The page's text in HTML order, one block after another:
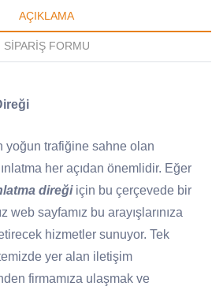
AÇIKLAMA
SIPARIŞ FORMU
yoğun trafiğine sahne olan
her açıdan önemlidir. Eğer
direğiiçin bu çerçevede bir
web sayfamız bu arayışlarınıza
hizmetler sunuyor. Tek
yer alan iletişim
firmamıza ulaşmak ve